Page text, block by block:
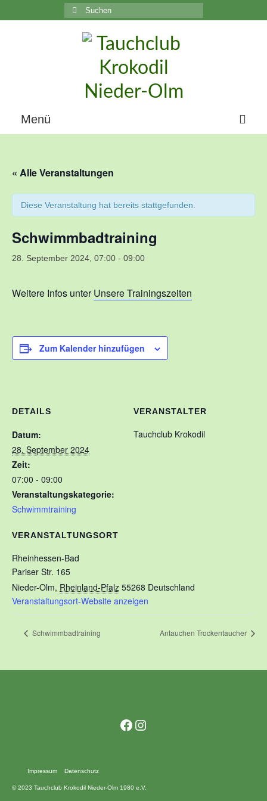
Suchen
nach:
Menü
Über uns
Die Geschichte unseres Vereins
Training
Schnuppertauchen
Ausbildungsstufen im VDST
Links
« Alle Veranstaltungen
Diese Veranstaltung hat bereits stattgefunden.
Schwimmbadtraining
28. September 2024, 07:00 - 09:00
Weitere Infos unterUnsere Trainingszeiten
Zum Kalender hinzufügen
DETAILS
Datum:
28. September 2024
Zeit:
07:00 - 09:00
Veranstaltungskategorie:
Schwimmtraining
VERANSTALTUNGSORT
Rheinhessen-Bad
Pariser Str. 165
Nieder-Olm, Rheinland-Pfalz 55268 Deutschland
Veranstaltungsort-Website anzeigen
VERANSTALTER
Tauchclub Krokodil
Schwimmbadtraining Antauchen Trockentaucher
Facebook
Instagram
Impressum Datenschutz
© 2023 Tauchclub Krokodil Nieder-Olm 1980 e.V.